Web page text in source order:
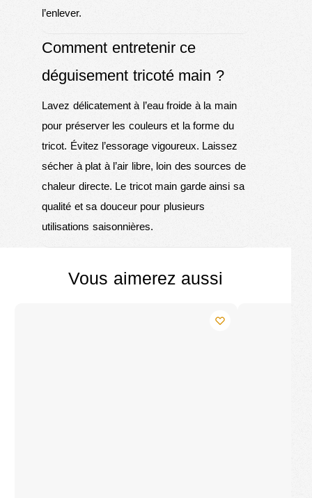
l’enlever.
Comment entretenir ce
déguisement tricoté main ?
Lavez délicatement à l’eau froide à la main
pour préserver les couleurs et la forme du
tricot. Évitez l’essorage vigoureux. Laissez
sécher à plat à l’air libre, loin des sources de
chaleur directe. Le tricot main garde ainsi sa
qualité et sa douceur pour plusieurs
utilisations saisonnières.
Vous aimerez aussi